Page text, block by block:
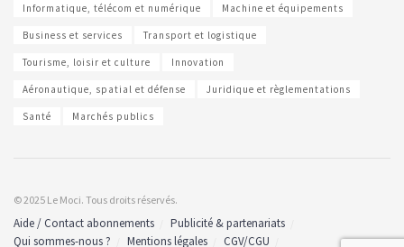
Informatique, télécom et numérique Machine et équipements
Business et services Transport et logistique
Tourisme, loisir et culture Innovation
Aéronautique, spatial et défense Juridique et règlementations
Santé Marchés publics
© 2025 Le Moci. Tous droits réservés.
Aide / Contact abonnements
Publicité & partenariats
Qui sommes-nous ?
Mentions légales CGV/CGU